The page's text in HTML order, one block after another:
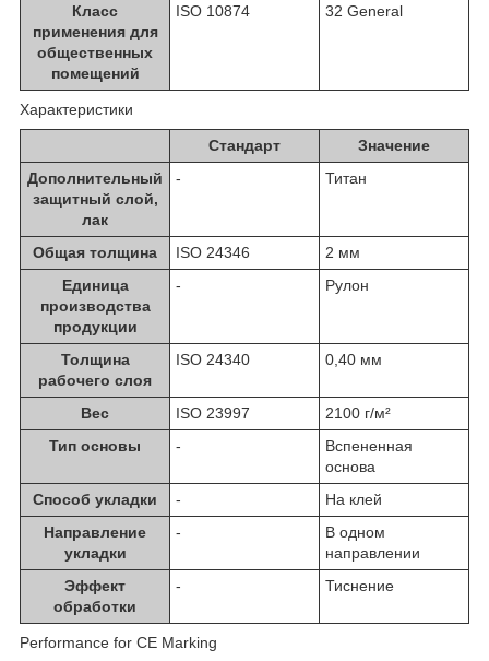
Класс
применения для
общественных
помещений
ISO 10874 32 General
Характеристики
Стандарт
Значение
Дополнительный
защитный слой,
лак
- Титан
Общая толщина ISO 24346
2 мм
Единица
производства
продукции
- Рулон
Толщина
рабочего слоя
ISO 24340 0,40 мм
Вес ISO 23997
2100 г/м²
Тип основы
-
Вспененная
основа
Способ укладки
-
На клей
Направление
укладки
-
В одном
направлении
Эффект
обработки
- Тиснение
Performance for CE Marking